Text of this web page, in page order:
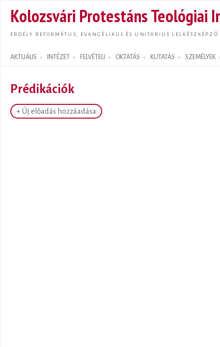
Kolozsvári Protestáns Teológiai
ERDÉLY REFORMÁTUS, EVANGÉLIKUS ÉS UNITÁRIUS LELKÉSZKÉPZŐ
AKTUÁLIS INTÉZET FELVÉTELI OKTATÁS KUTATÁS SZEMÉLYEK
Search form
Prédikációk
+ Új előadás hozzáadása